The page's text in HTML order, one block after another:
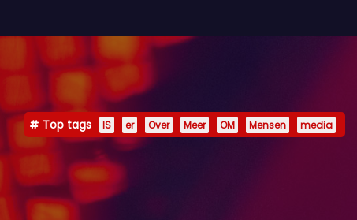
Top tags IS er Over Meer OM Mensen media